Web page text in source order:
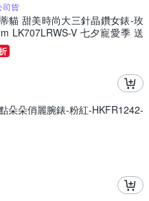
司貨
貓 甜美時尚大三針晶鑽女錶-玫
LK707LRWS-V 七夕寵愛季 送
朵朵俏麗腕錶-粉紅-HKFR1242-